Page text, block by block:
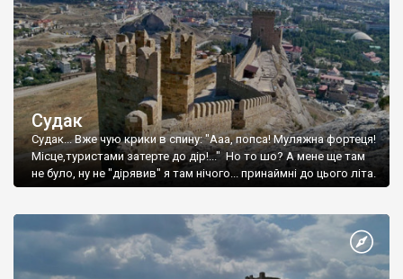
Судак
Судак... Вже чую крики в спину: "Ааа, попса! Муляжна фортеця!
Місце,туристами затерте до дір!..." Но то шо? А мене ще там
не було, ну не "дірявив" я там нічого... принаймні до цього літа.